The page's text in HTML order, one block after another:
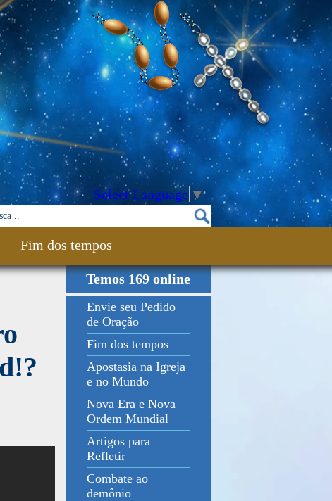
Select Language ▼
Fim dos tempos
Temos 169 online
Envie seu Pedido
de Oração
Fim dos tempos
Apostasia na Igreja
e no Mundo
Nova Era e Nova
Ordem Mundial
Artigos para
Refletir
Combate ao
demônio